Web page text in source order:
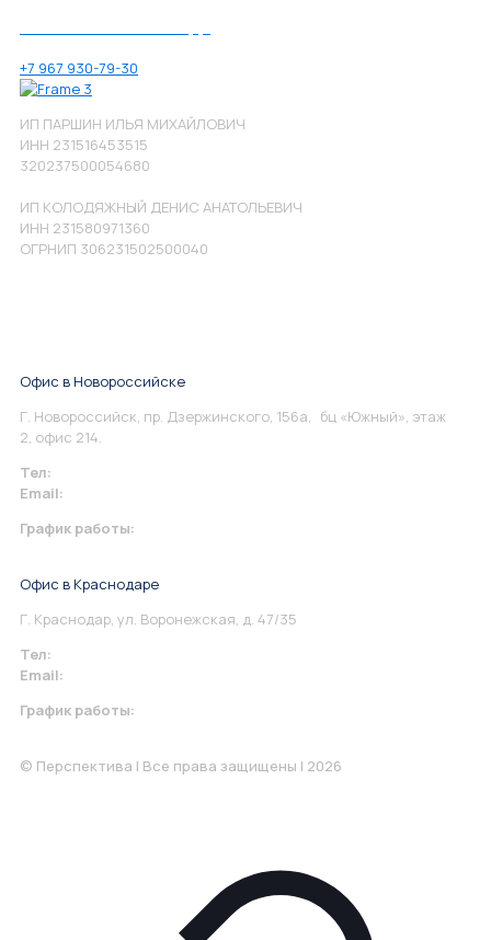
+7 967 930-79-30
ИП ПАРШИН ИЛЬЯ МИХАЙЛОВИЧ
ИНН 231516453515
320237500054680
ИП КОЛОДЯЖНЫЙ ДЕНИС АНАТОЛЬЕВИЧ
ИНН 231580971360
ОГРНИП 306231502500040
Офис в Новороссийске
Г. Новороссийск, пр. Дзержинского, 156а, бц «Южный», этаж
2, офис 214.
Тел:
Email:
График работы:
Офис в Краснодаре
Г. Краснодар, ул. Воронежская, д. 47/35
Тел:
Email:
График работы:
© Перспектива | Все права защищены | 2026